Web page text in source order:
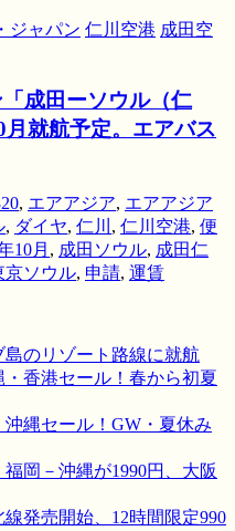
ジャパン 仁川空港 成田空
成田ーソウル（仁
月就航予定。エアバス
, エアアジア, エアアジア
, ダイヤ, 仁川 , 仁川空港, 便
10月 , 成田ソウル, 成田仁
京ソウル, 申請, 運賃
島のリゾート路線に就航
・香港セール！春から初夏
沖縄セール！GW・夏休み
岡－沖縄が1990円、大阪
線発売開始、12時間限定990